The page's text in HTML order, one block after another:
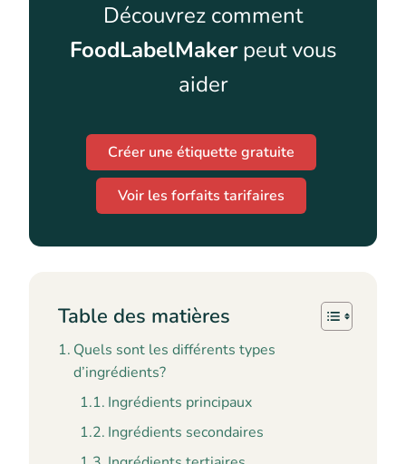
Découvrez comment
FoodLabelMakerpeut vous
aider
Créer une étiquette gratuite
Voir les forfaits tarifaires
Table des matières
Quels sont les différents types
d’ingrédients?
Ingrédients principaux
Ingrédients secondaires